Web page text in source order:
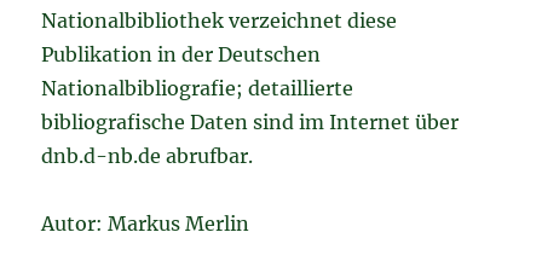
Nationalbibliothek verzeichnet diese
Publikation in der Deutschen
Nationalbibliografie; detaillierte
bibliografische Daten sind im Internet über
dnb.d-nb.de abrufbar.
Autor: Markus Merlin